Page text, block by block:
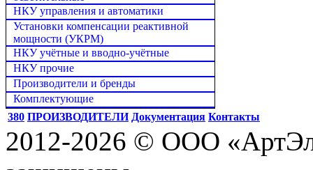
НКУ управления и автоматики
Установки компенсации реактивной
мощности (УКРМ)
НКУ учётные и вводно-учётные
НКУ прочие
Производители и бренды
Комплектующие
380 ПРОИЗВОДИТЕЛИ Документация Контакты
2012-2026 © ООО